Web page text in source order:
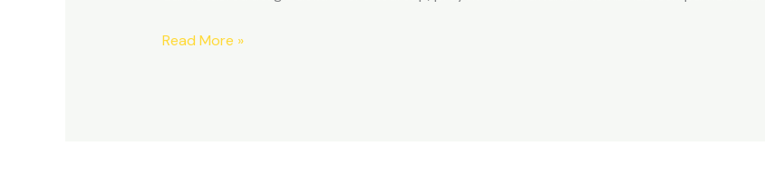
Read More »